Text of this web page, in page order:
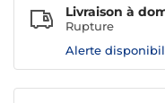
Livraison à
Rupture
Alerte